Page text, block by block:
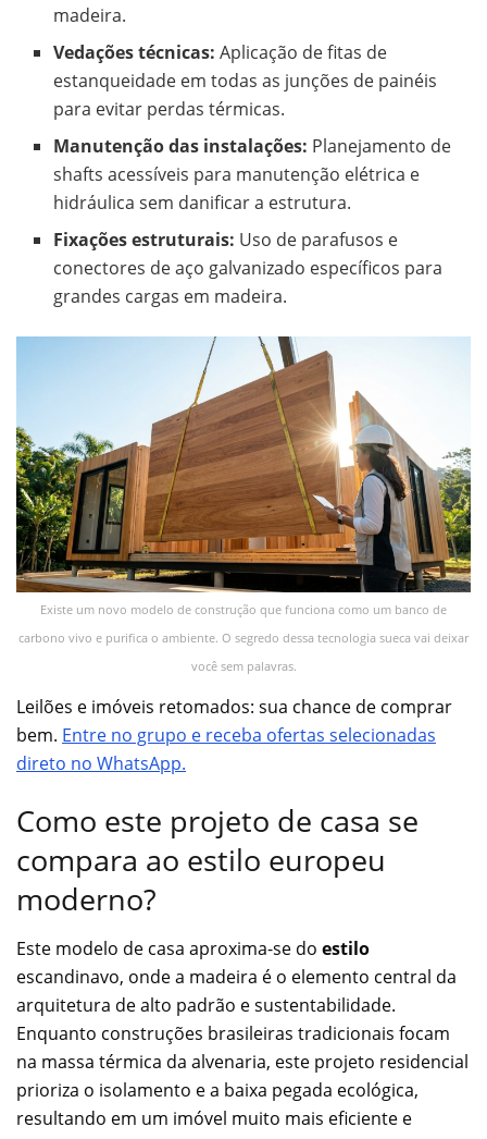
madeira.
Vedações técnicas: Aplicação de fitas de
estanqueidade em todas as junções de painéis
para evitar perdas térmicas.
Manutenção das instalações: Planejamento de
shafts acessíveis para manutenção elétrica e
hidráulica sem danificar a estrutura.
Fixações estruturais: Uso de parafusos e
conectores de aço galvanizado específicos para
grandes cargas em madeira.
Existe um novo modelo de construção que funciona como um banco de
carbono vivo e purifica o ambiente. O segredo dessa tecnologia sueca vai deixar
você sem palavras.
Leilões e imóveis retomados: sua chance de comprar
bem. Entre no grupo e receba ofertas selecionadas
direto no WhatsApp.
Como este projeto de casa se
compara ao estilo europeu
moderno?
Este modelo de casa aproxima-se do estilo
escandinavo, onde a madeira é o elemento central da
arquitetura de alto padrão e sustentabilidade.
Enquanto construções brasileiras tradicionais focam
na massa térmica da alvenaria, este projeto residencial
prioriza o isolamento e a baixa pegada ecológica,
resultando em um imóvel muito mais eficiente e